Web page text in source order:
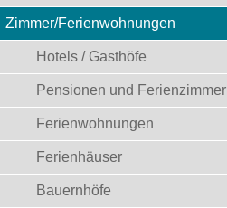
Zimmer/Ferienwohnungen
Hotels / Gasthöfe
Pensionen und Ferienzimmer
Ferienwohnungen
Ferienhäuser
Bauernhöfe